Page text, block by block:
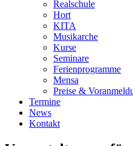
Realschule
Hort
KITA
Musikarche
Kurse
Seminare
Ferienprogramme
Mensa
Preise &
Termine
News
Kontakt